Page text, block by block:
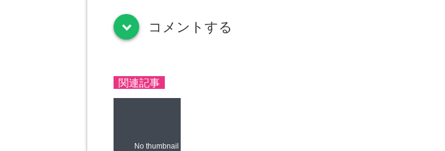
down コメントする
関連記事
No thumbnail